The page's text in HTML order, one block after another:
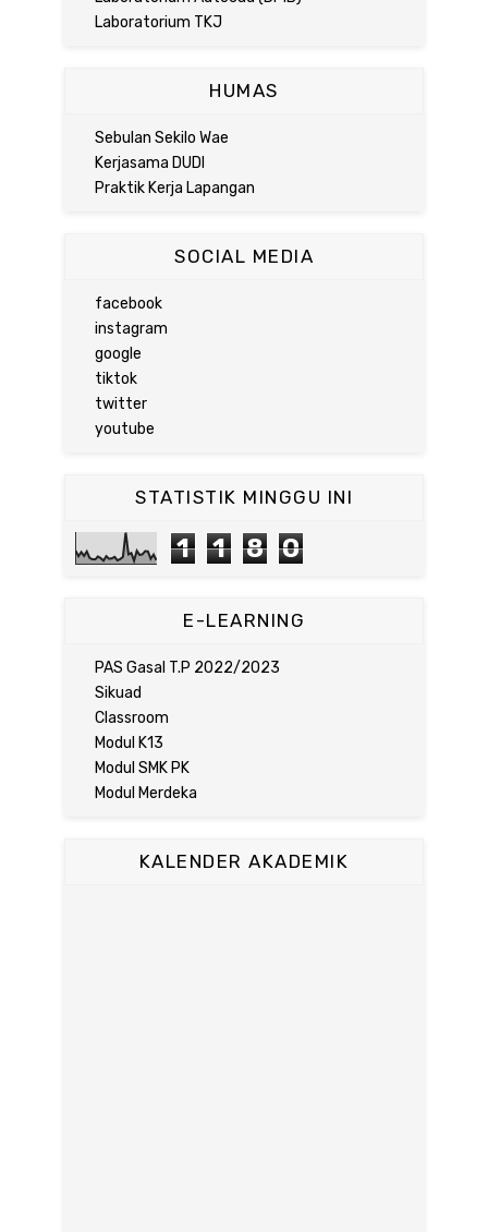
Laboratorium TKJ
HUMAS
Sebulan Sekilo Wae
Kerjasama DUDI
Praktik Kerja Lapangan
SOCIAL MEDIA
facebook
instagram
google
tiktok
twitter
youtube
STATISTIK MINGGU INI
1 1 8 0
E-LEARNING
PAS Gasal T.P 2022/2023
Sikuad
Classroom
Modul K13
Modul SMK PK
Modul Merdeka
KALENDER AKADEMIK